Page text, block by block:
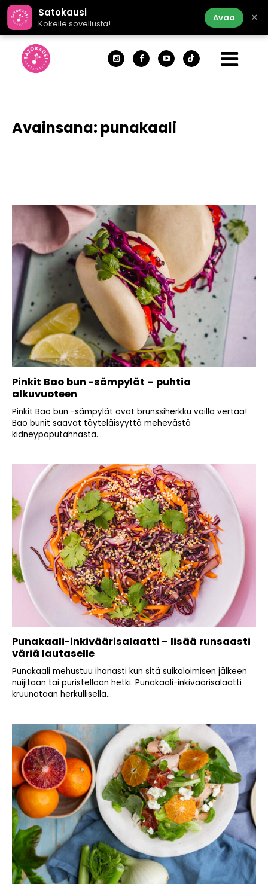
Satokausi
Kokeile sovellusta!
Avaa ×
Avainsana: punakaali
Pinkit Bao bun -sämpylät – puhtia
alkuvuoteen
Pinkit Bao bun -sämpylät ovat brunssiherkku vailla vertaa!
Bao bunit saavat täyteläisyyttä mehevästä
kidneypaputahnasta...
Punakaali-inkiväärisalaatti – lisää runsaasti
väriä lautaselle
Punakaali mehustuu ihanasti kun sitä suikaloimisen jälkeen
nuijitaan tai puristellaan hetki. Punakaali-inkiväärisalaatti
kruunataan herkullisella...